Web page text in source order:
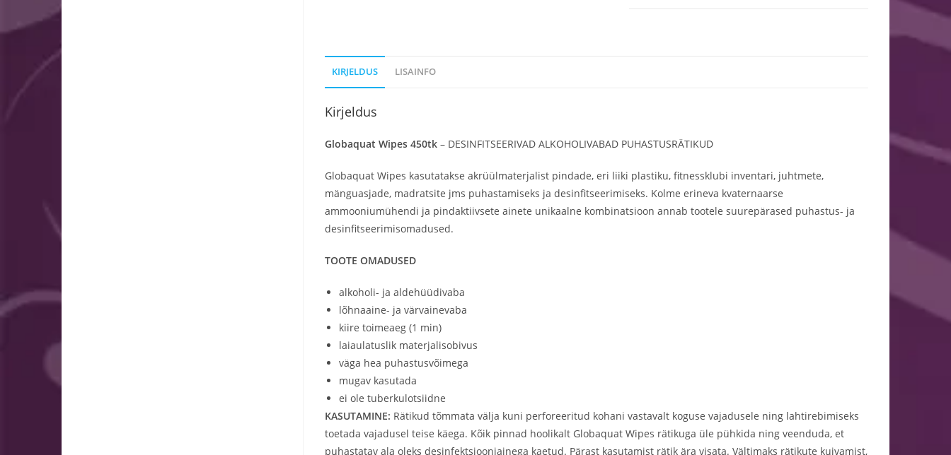
KIRJELDUS LISAINFO
Kirjeldus
Globaquat Wipes 450tk– DESINFITSEERIVAD ALKOHOLIVABAD PUHASTUSRÄTIKUD
Globaquat Wipes kasutatakse akrüülmaterjalist pindade, eri liiki plastiku, fitnessklubi inventari, juhtmete,
mänguasjade, madratsite jms puhastamiseks ja desinfitseerimiseks. Kolme erineva kvaternaarse
ammooniumühendi ja pindaktiivsete ainete unikaalne kombinatsioon annab tootele suurepärased puhastus- ja
desinfitseerimisomadused.
TOOTE OMADUSED
alkoholi- ja aldehüüdivaba
lõhnaaine- ja värvainevaba
kiire toimeaeg (1 min)
laiaulatuslik materjalisobivus
väga hea puhastusvõimega
mugav kasutada
ei ole tuberkulotsiidne
KASUTAMINE: Rätikud tõmmata välja kuni perforeeritud kohani vastavalt koguse vajadusele ning lahtirebimiseks
toetada vajadusel teise käega. Kõik pinnad hoolikalt Globaquat Wipes rätikuga üle pühkida ning veenduda, et
puhastatav ala oleks desinfektsiooniainega kaetud. Pärast kasutamist rätik ära visata. Vältimaks rätikute kuivamist,